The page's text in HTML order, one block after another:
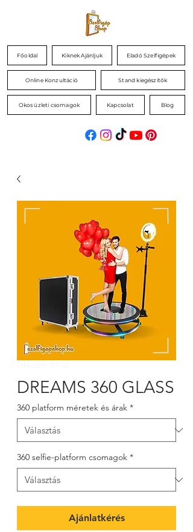
Főoldal Kiknek Ajánljuk Eladó Szelfigépek
Online Konzultáció Stand kiegészítők
Okos üzleti csomagok Kapcsolat Blog
DREAMS 360 GLASS
360 platform méretek és árak *
360 selfie-platform csomagok *
Ajánlatkérés